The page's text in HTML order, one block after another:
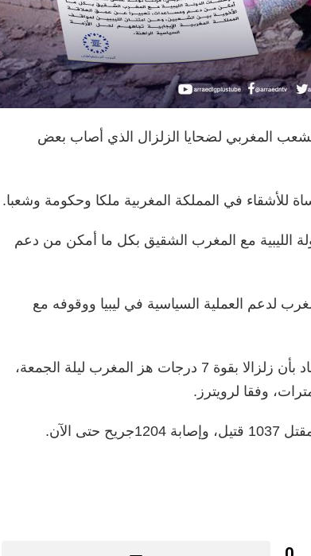
المغربي لضحايا الزلزال الذي أصاب بعض
للأشقاء في المملكة المغربية ملكا وحكومة وشعبا.
مع المغرب الشقيق بكل ما أمكن من دعم
لدعم العملية السياسية في ليبيا ووقوفه مع
وكان المركز الألماني لأبحاث علوم الأرض قد أفاد بأن زلزالا بقوة 7 درجات هز المغرب ليلة الجمعة،
وفقا لرويترز.
الآن.